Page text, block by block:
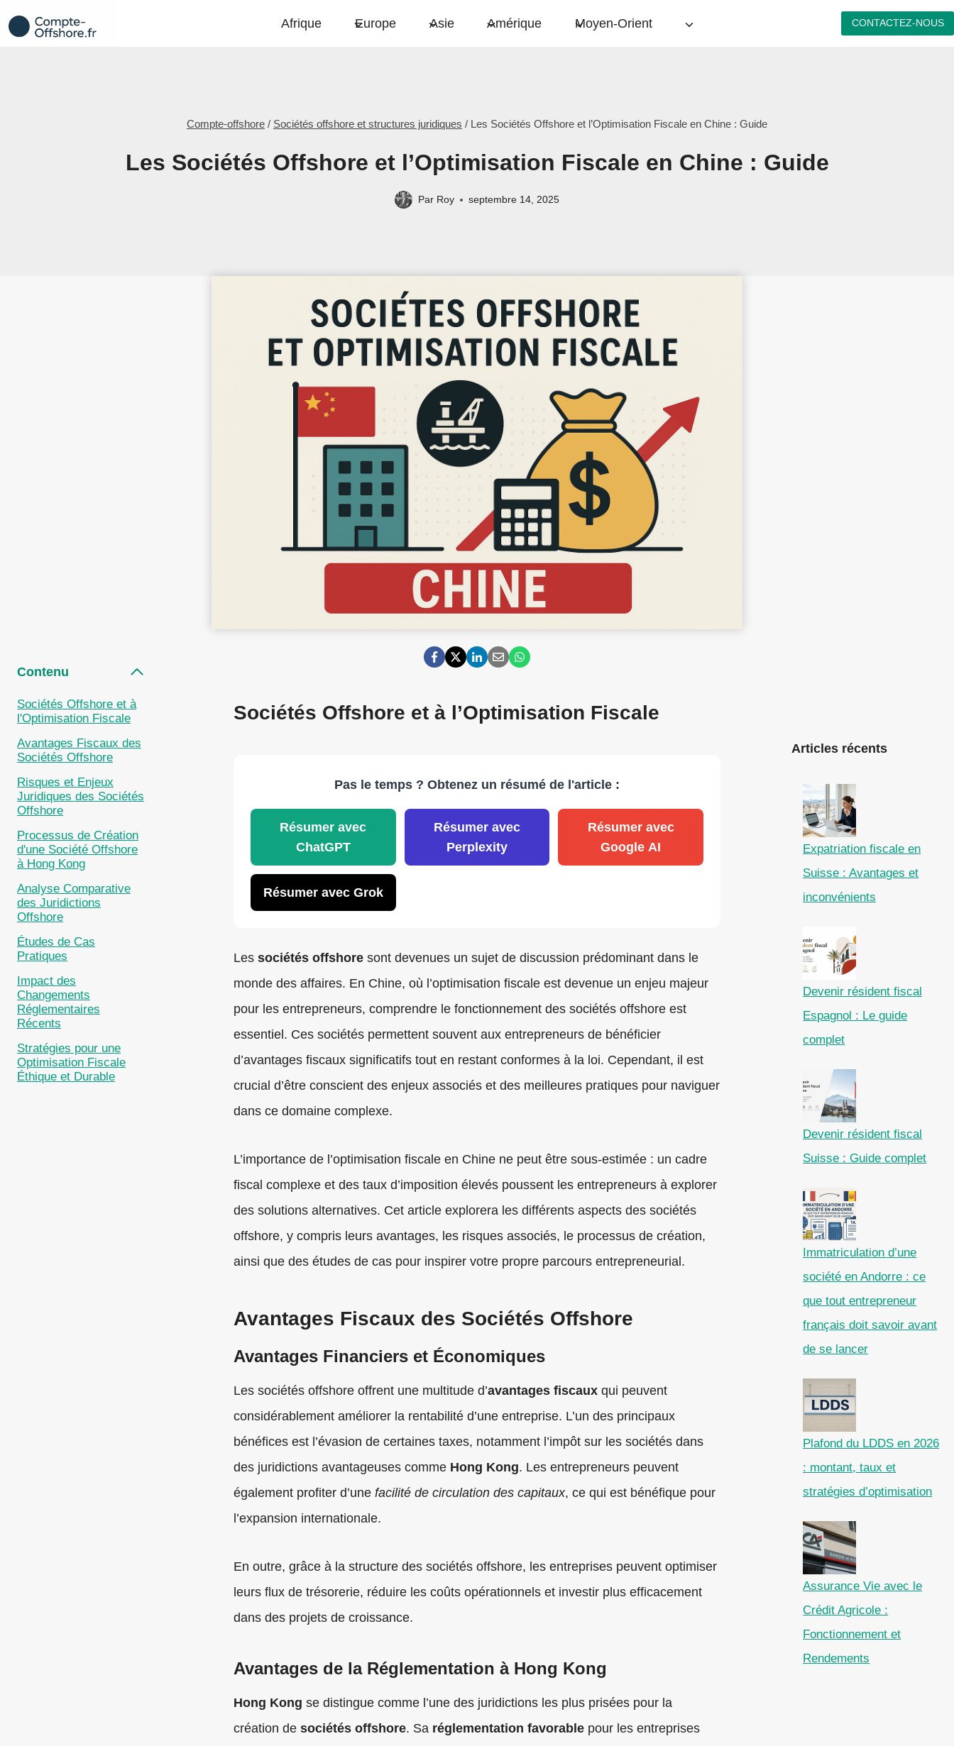
Aller
au
Afrique Europe Asie Amérique Moyen-Orient CONTACTEZ-NOUS
Compte-offshore / Sociétés offshore et structures juridiques / Les Sociétés Offshore et l’Optimisation Fiscale en Chine : Guide
Les Sociétés Offshore et l’Optimisation Fiscale en Chine : Guide
Par Roy septembre 14, 2025
Contenu
Sociétés Offshore et à
l'Optimisation Fiscale
Avantages Fiscaux des
Sociétés Offshore
Risques et Enjeux
Juridiques des Sociétés
Offshore
Processus de Création
d'une Société Offshore
à Hong Kong
Analyse Comparative
des Juridictions
Offshore
Études de Cas
Pratiques
Impact des
Changements
Réglementaires
Récents
Stratégies pour une
Optimisation Fiscale
Éthique et Durable
Sociétés Offshore et à l’Optimisation Fiscale
Pas le temps ? Obtenez un résumé de l'article :
Résumer avec
ChatGPT
Résumer avec
Perplexity
Résumer avec
Google AI
Résumer avec Grok
Les sociétés offshoresont devenues un sujet de discussion prédominant dans le
monde des affaires. En Chine, où l’optimisation fiscale est devenue un enjeu majeur
pour les entrepreneurs, comprendre le fonctionnement des sociétés offshore est
essentiel. Ces sociétés permettent souvent aux entrepreneurs de bénéficier
d’avantages fiscaux significatifs tout en restant conformes à la loi. Cependant, il est
crucial d’être conscient des enjeux associés et des meilleures pratiques pour naviguer
dans ce domaine complexe.
L’importance de l’optimisation fiscale en Chine ne peut être sous-estimée : un cadre
fiscal complexe et des taux d’imposition élevés poussent les entrepreneurs à explorer
des solutions alternatives. Cet article explorera les différents aspects des sociétés
offshore, y compris leurs avantages, les risques associés, le processus de création,
ainsi que des études de cas pour inspirer votre propre parcours entrepreneurial.
Avantages Fiscaux des Sociétés Offshore
Avantages Financiers et Économiques
Les sociétés offshore offrent une multitude d’avantages fiscauxqui peuvent
considérablement améliorer la rentabilité d’une entreprise. L’un des principaux
bénéfices est l’évasion de certaines taxes, notamment l’impôt sur les sociétés dans
des juridictions avantageuses comme Hong Kong. Les entrepreneurs peuvent
également profiter d’une facilité de circulation des capitaux, ce qui est bénéfique pour
l’expansion internationale.
En outre, grâce à la structure des sociétés offshore, les entreprises peuvent optimiser
leurs flux de trésorerie, réduire les coûts opérationnels et investir plus efficacement
dans des projets de croissance.
Avantages de la Réglementation à Hong Kong
Hong Kong se distingue comme l’une des juridictions les plus prisées pour la
création de sociétés offshore. Sa réglementation favorablepour les entreprises
Articles récents
Expatriation fiscale en
Suisse : Avantages et
inconvénients
Devenir résident fiscal
Espagnol : Le guide
complet
Devenir résident fiscal
Suisse : Guide complet
Immatriculation d’une
société en Andorre : ce
que tout entrepreneur
français doit savoir avant
de se lancer
Plafond du LDDS en 2026
: montant, taux et
stratégies d’optimisation
Assurance Vie avec le
Crédit Agricole :
Fonctionnement et
Rendements